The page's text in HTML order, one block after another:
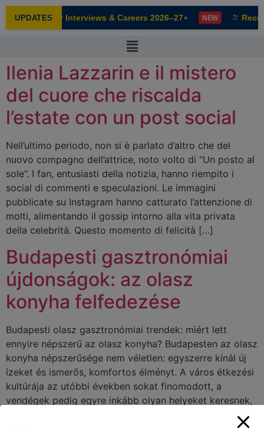
UPDATES
Faculty Interviews & Careers 2026–27• NEW
Ilenia Lazzarin e il mistero
del cuore che riscalda
l’estate con un post social
Nell’ultimo periodo, non si è parlato d’altro che del
nuovo compagno dell’attrice, noto volto di “Un posto al
sole”. I fan, entusiasti della notizia, hanno riempito i
social di commenti e speculazioni. Le immagini
pubblicate su Instagram hanno catturato l’attenzione di
molti, alimentando il gossip intorno alla vita privata
della celebrità. Questo momento di felicità […]
Budapesti gasztronómiai
újdonságok: az olasz
konyha felfedezése
Budapesti olasz gasztronómiai trendek: miért lett
ennyire népszerű az olasz konyha? Budapesten az olasz
konyha népszerűsége nem véletlen: egyszerre kínál új
ízeket és ismerős, komfortos élményt. A város étkezési
kultúrája az utóbbi években sokat finomodott, a
vendégek pedig egyre inkább olyan helyeket keresnek,
ahol a minőség, a hangulat és a gyorsan érthető kínálat
modal-check